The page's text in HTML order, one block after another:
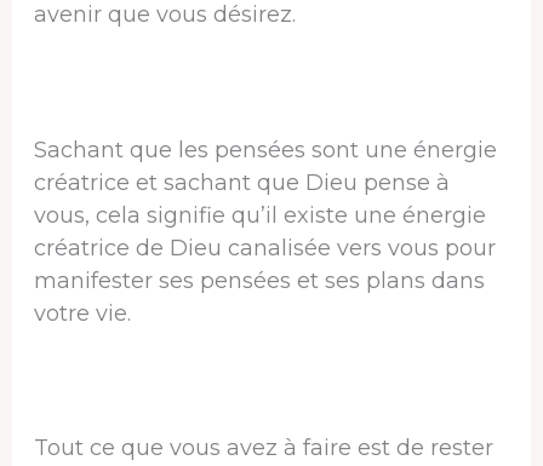
avenir que vous désirez.
Sachant que les pensées sont une énergie
créatrice et sachant que Dieu pense à
vous, cela signifie qu’il existe une énergie
créatrice de Dieu canalisée vers vous pour
manifester ses pensées et ses plans dans
votre vie.
Tout ce que vous avez à faire est de rester